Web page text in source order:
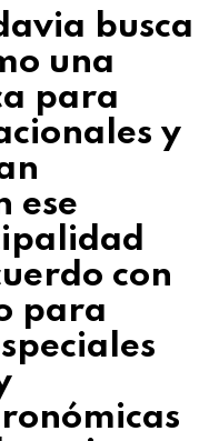
busca
una
para
y
ese
con
para